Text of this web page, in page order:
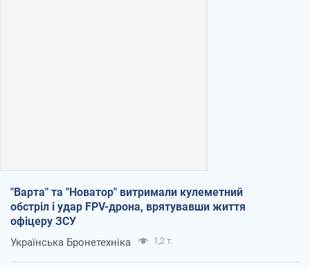
"Варта" та "Новатор" витримали кулеметний
обстріл і удар FPV-дрона, врятувавши життя
офіцеру ЗСУ
Українська Бронетехніка 1,2 т.